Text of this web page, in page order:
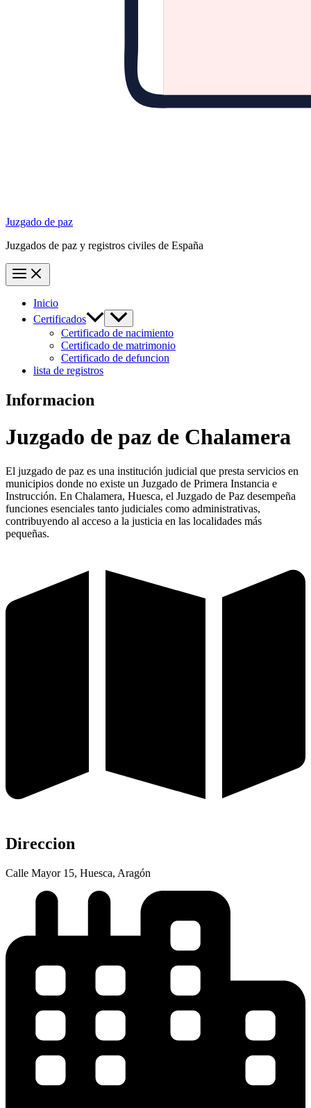
Juzgado de paz
Juzgados de paz y registros civiles de España
Inicio
Certificados
Certificado de nacimiento
Certificado de matrimonio
Certificado de defuncion
lista de registros
Informacion
Juzgado de paz de Chalamera
El juzgado de paz es una institución judicial que presta servicios en
municipios donde no existe un Juzgado de Primera Instancia e
Instrucción. En Chalamera, Huesca, el Juzgado de Paz desempeña
funciones esenciales tanto judiciales como administrativas,
contribuyendo al acceso a la justicia en las localidades más
pequeñas.
Direccion
Calle Mayor 15, Huesca, Aragón